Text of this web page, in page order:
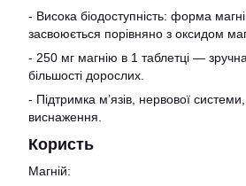
- Висока біодоступність: форма
засвоюється порівняно з оксидом
- 250 мг магнію в 1 таблетці —
більшості дорослих.
- Підтримка м’язів, нервової
виснаження.
Користь
Магній: